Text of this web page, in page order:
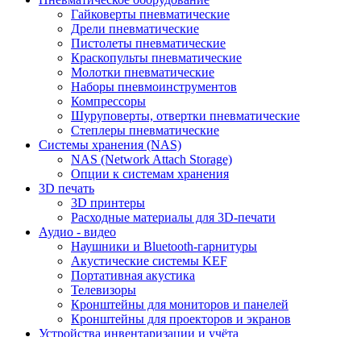
Гайковерты пневматические
Дрели пневматические
Пистолеты пневматические
Краскопульты пневматические
Молотки пневматические
Наборы пневмоинструментов
Компрессоры
Шуруповерты, отвертки пневматические
Степлеры пневматические
Cистемы хранения (NAS)
NAS (Network Attach Storage)
Опции к системам хранения
3D печать
3D принтеры
Расходные материалы для 3D-печати
Аудио - видео
Наушники и Bluetooth-гарнитуры
Акустические системы KEF
Портативная акустика
Телевизоры
Кронштейны для мониторов и панелей
Кронштейны для проекторов и экранов
Устройства инвентаризации и учёта